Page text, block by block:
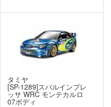
タミヤ
[SP-1289]スバルインプレ
ッサ WRC モンテカルロ
07ボディ